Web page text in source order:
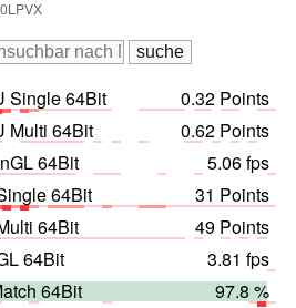
Single 64Bit
0.32 Points
Multi 64Bit
0.62 Points
64Bit
5.06 fps
64Bit
31 Points
64Bit
49 Points
64Bit
3.81 fps
64Bit
97.8 %